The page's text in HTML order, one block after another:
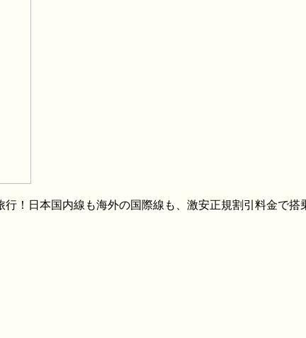
！日本国内線も海外の国際線も、激安正規割引料金で搭